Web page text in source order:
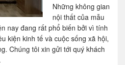
Những không gian
nội thất của mẫu
nay đang rất phổ biến bởi vì tính
kiện kinh tế và cuộc sống xã hội,
Chúng tôi xin gửi tới quý khách